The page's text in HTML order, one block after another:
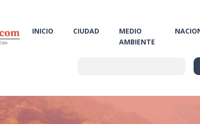
INICIO CIUDAD
MEDIO
AMBIENTE